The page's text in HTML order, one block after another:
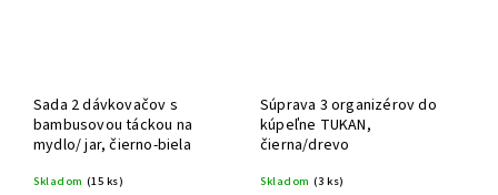
Sada 2 dávkovačov s
bambusovou táckou na
mydlo/ jar, čierno-biela
Skladom (15 ks)
Súprava 3 organizérov do
kúpeľne TUKAN,
čierna/drevo
Skladom (3 ks)